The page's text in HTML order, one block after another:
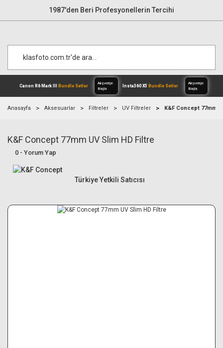
1987'den Beri Profesyonellerin Tercihi
Canon R6 Mark IIIBundle Setler
Anasayfa Aksesuarlar Filtreler UV Filtreler K&F Concept 77mm
K&F Concept 77mm UV Slim HD Filtre
0 - Yorum Yap
Türkiye Yetkili Satıcısı